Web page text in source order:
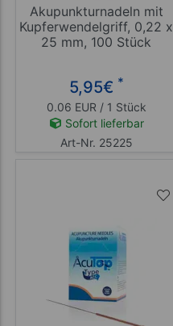
Akupunkturnadeln mit
Kupferwendelgriff, 0,22 x
25 mm, 100 Stück
5,95€ *
0.06 EUR / 1 Stück
Sofort lieferbar
Art-Nr. 25225